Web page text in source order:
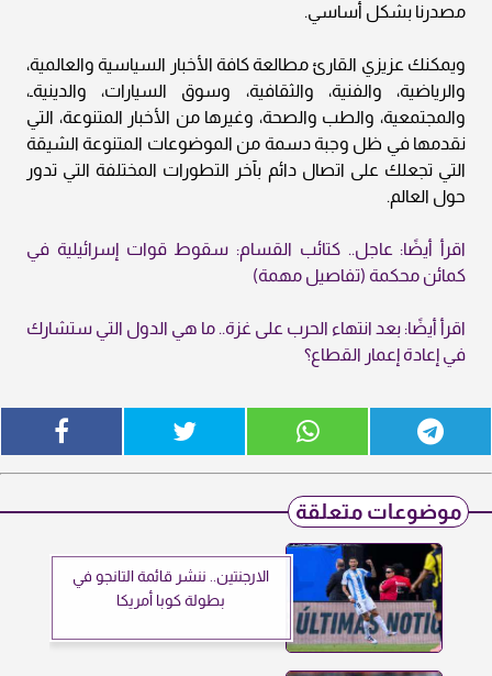
مصدرنا بشكل أساسي.
ويمكنك عزيزي القارئ مطالعة كافة الأخبار السياسية والعالمية،
والرياضية، والفنية، والثقافية، وسوق السيارات، والدينيةـ،
والمجتمعية، والطب والصحة، وغيرها من الأخبار المتنوعة، التي
نقدمها في ظل وجبة دسمة من الموضوعات المتنوعة الشيقة
التي تجعلك على اتصال دائم بآخر التطورات المختلفة التي تدور
حول العالم.
اقرأ أيضًا: عاجل.. كتائب القسام: سقوط قوات إسرائيلية في
كمائن محكمة (تفاصيل مهمة)
اقرأ أيضًا: بعد انتهاء الحرب على غزة.. ما هي الدول التي ستشارك
في إعادة إعمار القطاع؟
موضوعات متعلقة
الارجنتين.. ننشر قائمة التانجو في
بطولة كوبا أمريكا